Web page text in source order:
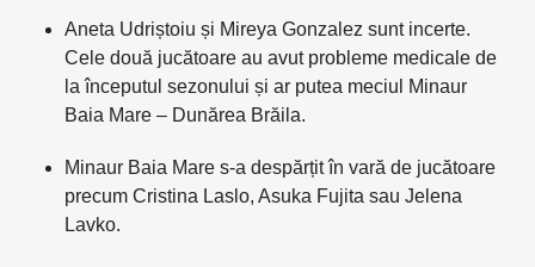
Aneta Udriștoiu și Mireya Gonzalez sunt incerte.
Cele două jucătoare au avut probleme medicale de
la începutul sezonului și ar putea meciul Minaur
Baia Mare – Dunărea Brăila.
Minaur Baia Mare s-a despărțit în vară de jucătoare
precum Cristina Laslo, Asuka Fujita sau Jelena
Lavko.